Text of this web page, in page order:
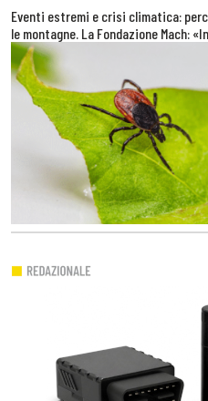
Eventi estremi e crisi climatica:
le montagne. La Fondazione Mach: